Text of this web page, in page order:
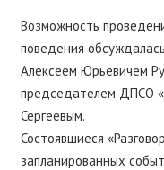
Возможность
поведения
Алексеем Юрьевичем
председателем ДПСО
Сергеевым.
Состоявшиеся
запланированных